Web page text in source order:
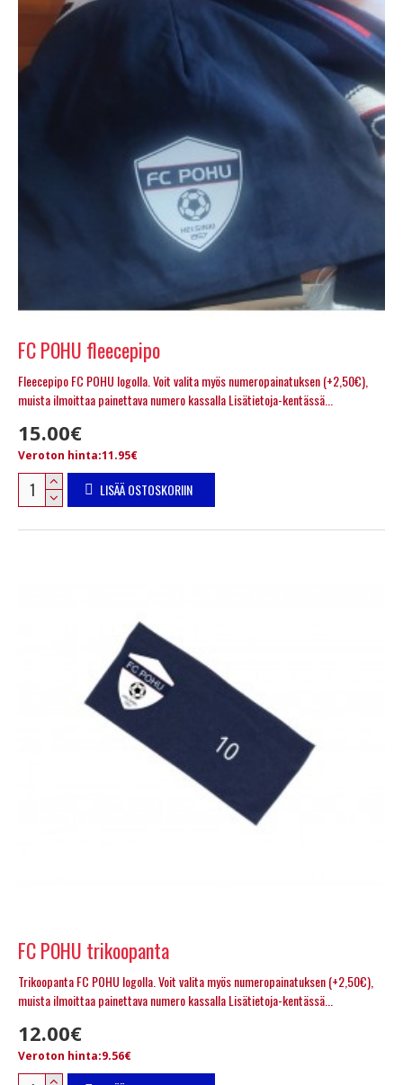
FC POHU fleecepipo
Fleecepipo FC POHU logolla. Voit valita myös numeropainatuksen (+2,50€),
muista ilmoittaa painettava numero kassalla Lisätietoja-kentässä...
15.00€
Veroton hinta:11.95€
LISÄÄ OSTOSKORIIN
FC POHU trikoopanta
Trikoopanta FC POHU logolla. Voit valita myös numeropainatuksen (+2,50€),
muista ilmoittaa painettava numero kassalla Lisätietoja-kentässä...
12.00€
Veroton hinta:9.56€